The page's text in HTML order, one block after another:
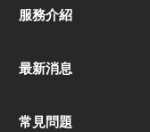
服務介紹
最新消息
常見問題